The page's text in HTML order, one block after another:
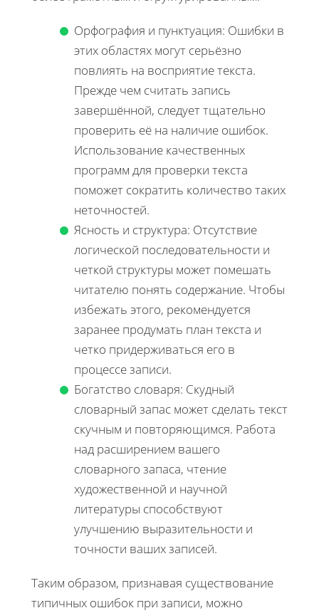
Орфография и пунктуация: Ошибки в
этих областях могут серьёзно
повлиять на восприятие текста.
Прежде чем считать запись
завершённой, следует тщательно
проверить её на наличие ошибок.
Использование качественных
программ для проверки текста
поможет сократить количество таких
неточностей.
Ясность и структура: Отсутствие
логической последовательности и
четкой структуры может помешать
читателю понять содержание. Чтобы
избежать этого, рекомендуется
заранее продумать план текста и
четко придерживаться его в
процессе записи.
Богатство словаря: Скудный
словарный запас может сделать текст
скучным и повторяющимся. Работа
над расширением вашего
словарного запаса, чтение
художественной и научной
литературы способствуют
улучшению выразительности и
точности ваших записей.
Таким образом, признавая существование
типичных ошибок при записи, можно